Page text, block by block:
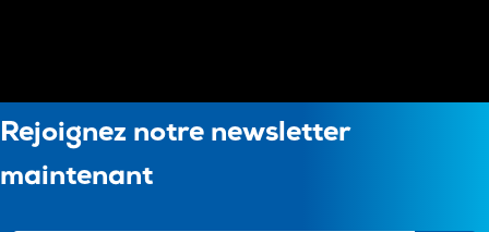
Rejoignez notre newsletter
maintenant